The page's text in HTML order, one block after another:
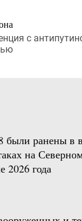
с
были ранены в
на
2026 года